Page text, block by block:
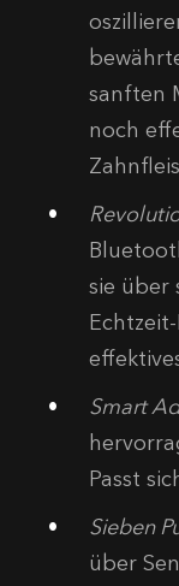
sanften
noch
sie über
Smart
Passt
Sieben
über